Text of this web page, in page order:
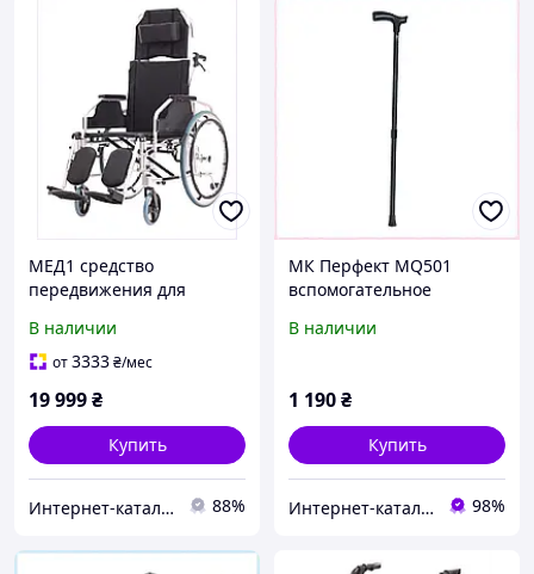
МЕД1 средство
передвижения для
130 кг, 793P9M846E
В наличии
от3333₴/мес
19 999₴
Купить
Интер​н​ет-ка​талог ​с​​ки​док "iBag.ua" 88%
МК Перфект MQ501
вспомогательное
передвижения,
В наличии
1 190₴
Купить
Интер​нет-ка​т​ал​​ог ски​​д​ок "МОДНИК" 98%